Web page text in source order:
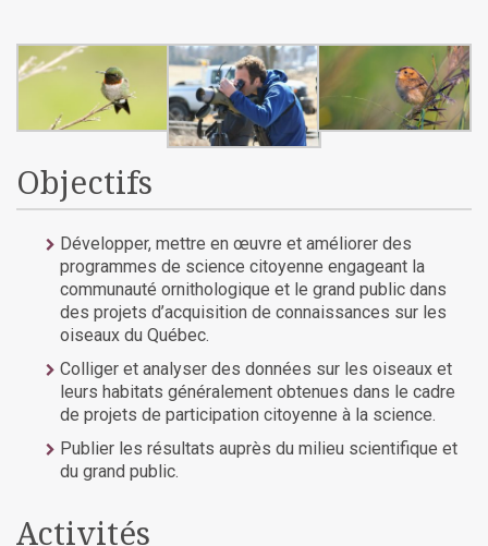
Objectifs
Développer, mettre en œuvre et améliorer des
programmes de science citoyenne engageant la
communauté ornithologique et le grand public dans
des projets d’acquisition de connaissances sur les
oiseaux du Québec.
Colliger et analyser des données sur les oiseaux et
leurs habitats généralement obtenues dans le cadre
de projets de participation citoyenne à la science.
Publier les résultats auprès du milieu scientifique et
du grand public.
Activités